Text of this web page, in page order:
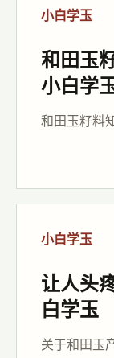
小白学玉
和田玉
小白学
和田玉籽料
小白学玉
让人头
白学玉
关于和田玉